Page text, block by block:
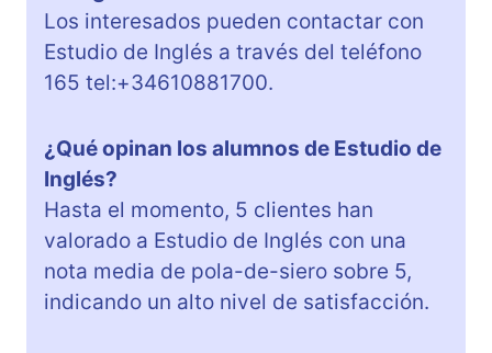
Los interesados pueden contactar con
Estudio de Inglés a través del teléfono
165 tel:+34610881700.
¿Qué opinan los alumnos de Estudio de
Inglés?
Hasta el momento, 5 clientes han
valorado a Estudio de Inglés con una
nota media de pola-de-siero sobre 5,
indicando un alto nivel de satisfacción.